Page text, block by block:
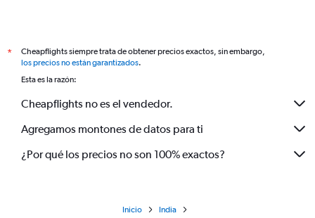
*
Cheapflights siempre trata de obtener precios exactos, sin embargo,
los precios no están garantizados.
Esta es la razón:
Cheapflights no es el vendedor.
Agregamos montones de datos para ti
¿Por qué los precios no son 100% exactos?
Inicio
India